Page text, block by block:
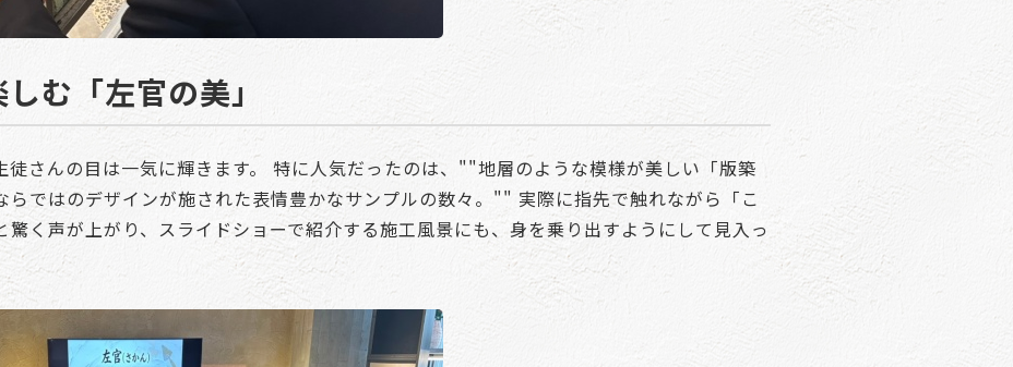
む「左官の美」
徒さんの目は一気に輝きます。 特に人気だったのは、""地層のような模様が美しい「版築
らではのデザインが施された表情豊かなサンプルの数々。"" 実際に指先で触れながら「こ
驚く声が上がり、スライドショーで紹介する施工風景にも、身を乗り出すようにして見入っ